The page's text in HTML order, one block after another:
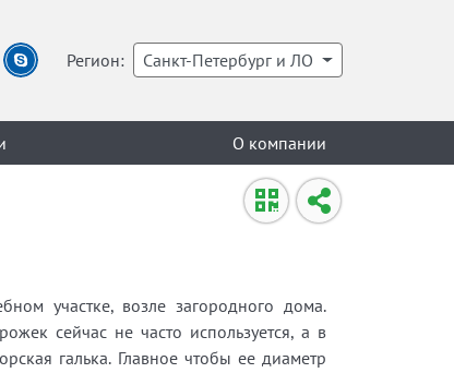
Регион: Санкт-Петербург и ЛО
О компании
участке, возле загородного дома.
сейчас не часто используется, а в
галька. Главное чтобы ее диаметр